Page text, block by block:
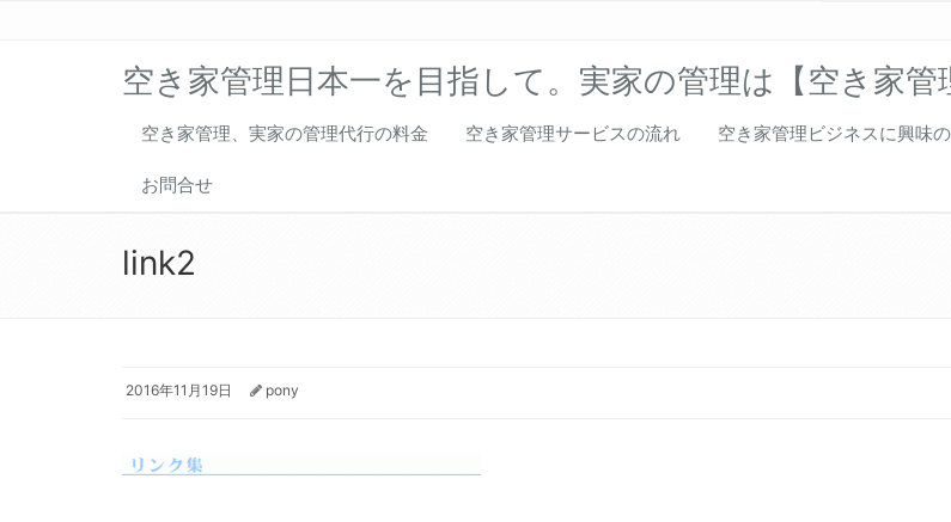
空き家管理日本一を目指して。実家の管理は【空き家管
空き家管理、実家の管理代行の料金 空き家管理サービスの流れ 空き家管理ビジネスに興味
お問合せ
link2
2016年11月19日 pony